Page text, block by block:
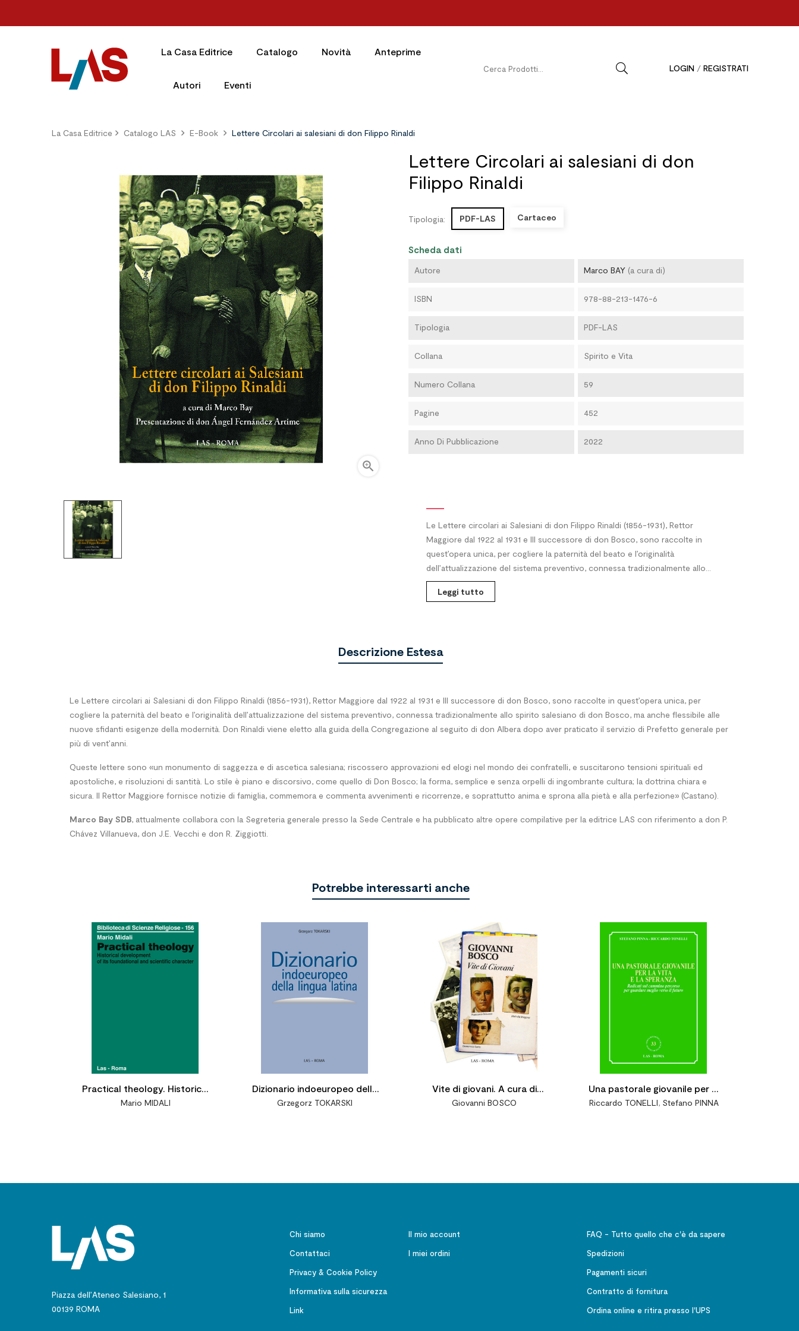
La Casa Editrice Catalogo Novità Anteprime
Autori Eventi
LOGIN / REGISTRATI
La Casa Editrice Catalogo LAS E-Book Lettere Circolari ai salesiani di don Filippo Rinaldi

Lettere Circolari ai salesiani di don
Filippo Rinaldi
Tipologia: PDF-LAS Cartaceo
Scheda dati
Autore Marco BAY(a cura di)
ISBN 978-88-213-1476-6
Tipologia PDF-LAS
Collana Spirito e Vita
Numero Collana 59
Pagine 452
Anno Di Pubblicazione 2022
Le Lettere circolari ai Salesiani di don Filippo Rinaldi (1856-1931), Rettor
Maggiore dal 1922 al 1931 e III successore di don Bosco, sono raccolte in
quest’opera unica, per cogliere la paternità del beato e l’originalità
dell’attualizzazione del sistema preventivo, connessa tradizionalmente allo...
Leggi tutto
Descrizione Estesa
Le Lettere circolari ai Salesiani di don Filippo Rinaldi (1856-1931), Rettor Maggiore dal 1922 al 1931 e III successore di don Bosco, sono raccolte in quest’opera unica, per
cogliere la paternità del beato e l’originalità dell’attualizzazione del sistema preventivo, connessa tradizionalmente allo spirito salesiano di don Bosco, ma anche flessibile alle
nuove sfidanti esigenze della modernità. Don Rinaldi viene eletto alla guida della Congregazione al seguito di don Albera dopo aver praticato il servizio di Prefetto generale per
più di vent’anni.
Queste lettere sono «un monumento di saggezza e di ascetica salesiana; riscossero approvazioni ed elogi nel mondo dei confratelli, e suscitarono tensioni spirituali ed
apostoliche, e risoluzioni di santità. Lo stile è piano e discorsivo, come quello di Don Bosco; la forma, semplice e senza orpelli di ingombrante cultura; la dottrina chiara e
sicura. Il Rettor Maggiore fornisce notizie di famiglia, commemora e commenta avvenimenti e ricorrenze, e soprattutto anima e sprona alla pietà e alla perfezione» (Castano).
Marco Bay SDB, attualmente collabora con la Segreteria generale presso la Sede Centrale e ha pubblicato altre opere compilative per la editrice LAS con riferimento a don P.
Chávez Villanueva, don J.E. Vecchi e don R. Ziggiotti.
Potrebbe interessarti anche
Practical theology. Historical
development of its
Mario MIDALI
Dizionario indoeuropeo della
lingua latina
Grzegorz TOKARSKI
Vite di giovani. A cura di
Giraudo A.
Giovanni BOSCO
Una pastorale giovanile per la
vita e la speranza. Radicati sul
Riccardo TONELLI, Stefano PINNA
Piazza dell’Ateneo Salesiano, 1
00139 ROMA
Chi siamo
Contattaci
Privacy & Cookie Policy
Informativa sulla sicurezza
Link
Il mio account
I miei ordini
FAQ - Tutto quello che c'è da sapere
Spedizioni
Pagamenti sicuri
Contratto di fornitura
Ordina online e ritira presso l'UPS